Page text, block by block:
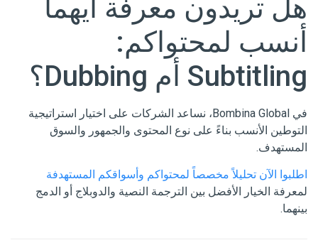
هل تريدون معرفة أيهما
أنسب لمحتواكم:
Subtitling أم Dubbing؟
في Bombina Global، نساعد الشركات على اختيار استراتيجية
التوطين الأنسب بناءً على نوع المحتوى والجمهور والسوق
المستهدف.
اطلبوا الآن تحليلاً مخصصاً لمحتواكم وأسواقكم المستهدفة
لمعرفة الخيار الأفضل بين الترجمة النصية والدوبلاج أو الدمج
بينهما.